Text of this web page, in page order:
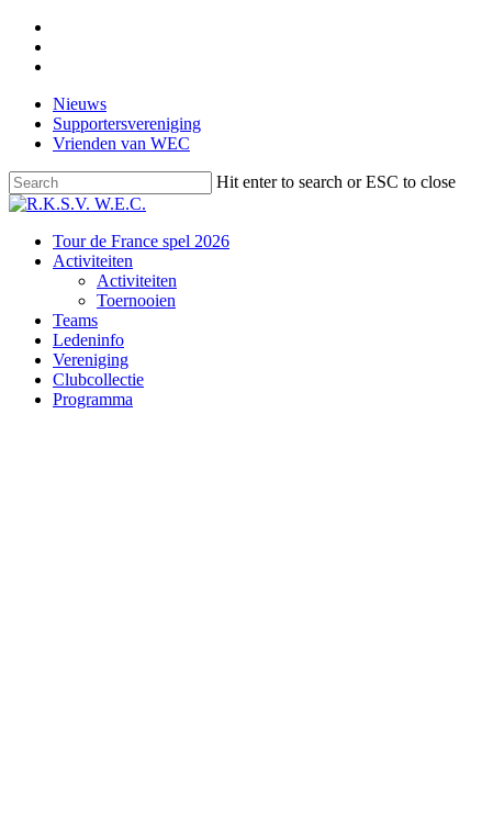
Skip
main
Nieuws
Supportersvereniging
Vrienden van WEC
Hit enter to search or ESC to close
Close
Menu
Tour de France spel 2026
Activiteiten
Activiteiten
Toernooien
Teams
Ledeninfo
Vereniging
Clubcollectie
Programma